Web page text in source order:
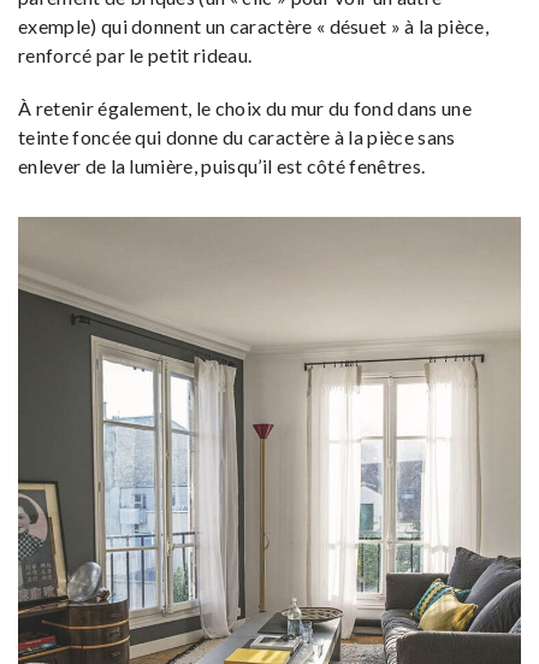
exemple) qui donnent un caractère « désuet » à la pièce,
renforcé par le petit rideau.
À retenir également, le choix du mur du fond dans une
teinte foncée qui donne du caractère à la pièce sans
enlever de la lumière, puisqu’il est côté fenêtres.